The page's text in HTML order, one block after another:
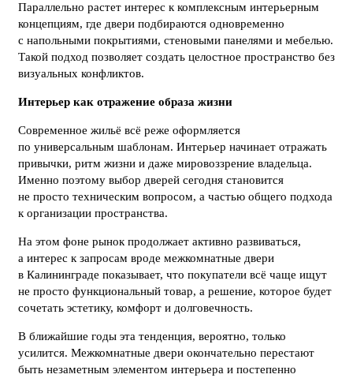
Параллельно растет интерес к комплексным интерьерным
концепциям, где двери подбираются одновременно
с напольными покрытиями, стеновыми панелями и мебелью.
Такой подход позволяет создать целостное пространство без
визуальных конфликтов.
Интерьер как отражение образа жизни
Современное жильё всё реже оформляется
по универсальным шаблонам. Интерьер начинает отражать
привычки, ритм жизни и даже мировоззрение владельца.
Именно поэтому выбор дверей сегодня становится
не просто техническим вопросом, а частью общего подхода
к организации пространства.
На этом фоне рынок продолжает активно развиваться,
а интерес к запросам вроде межкомнатные двери
в Калининграде показывает, что покупатели всё чаще ищут
не просто функциональный товар, а решение, которое будет
сочетать эстетику, комфорт и долговечность.
В ближайшие годы эта тенденция, вероятно, только
усилится. Межкомнатные двери окончательно перестают
быть незаметным элементом интерьера и постепенно